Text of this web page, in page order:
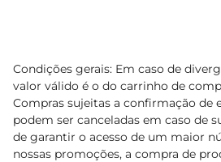
Condições gerais: Em caso de
valor válido é o do carrinho de
Compras sujeitas a confirmação de
podem ser canceladas em caso de
de garantir o acesso de um maior
nossas promoções, a compra de